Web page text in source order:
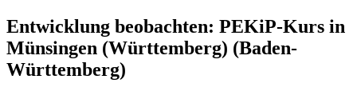
Entwicklung beobachten: PEKiP-Kurs in
Münsingen (Württemberg) (Baden-
Württemberg)